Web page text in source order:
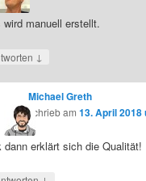
wird manuell erstellt.
↓
Michael Greth
schriebam13. April 2018
dann erklärt sich die Qualität!